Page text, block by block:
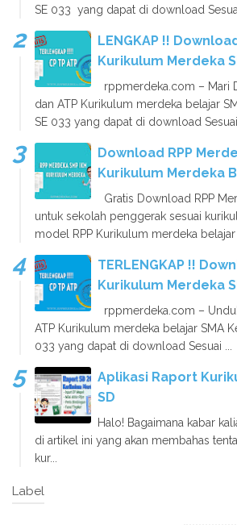
SE 033 yang dapat di download Sesuai
LENGKAP !!
Kurikulum Merdeka
rppmerdeka.com – Mari
dan ATP Kurikulum merdeka belajar
SE 033 yang dapat di download Sesuai
Download RPP
Kurikulum Merdeka
Gratis Download RPP
untuk sekolah penggerak sesuai
model RPP Kurikulum merdeka belajar
TERLENGKAP !!
Kurikulum Merdeka
rppmerdeka.com –
ATP Kurikulum merdeka belajar SMA
033 yang dapat di download Sesuai ...
Aplikasi Raport
SD
Halo! Bagaimana kabar
di artikel ini yang akan membahas
kur...
Label